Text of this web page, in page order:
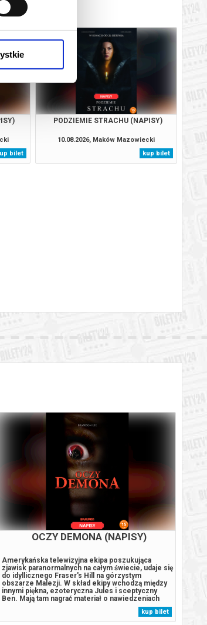
bilet
PODZIEMIE STRACHU (NAPISY)
10.08.2026, Maków Mazowiecki
kup bilet
OCZY DEMONA (NAPISY)
Amerykańska telewizyjna ekipa poszukująca
zjawisk paranormalnych na całym świecie, udaje się
do idyllicznego Fraser's Hill na górzystym
obszarze Malezji. W skład ekipy wchodzą między
innymi piękna, ezoteryczna Jules i sceptyczny
Ben. Mają tam nagrać materiał o nawiedzeniach
starego domu. Jego nowi właściciele Ian i Martha
fenomenów. Zgłębiając zagadkę ekipa napotyka...
kup bilet